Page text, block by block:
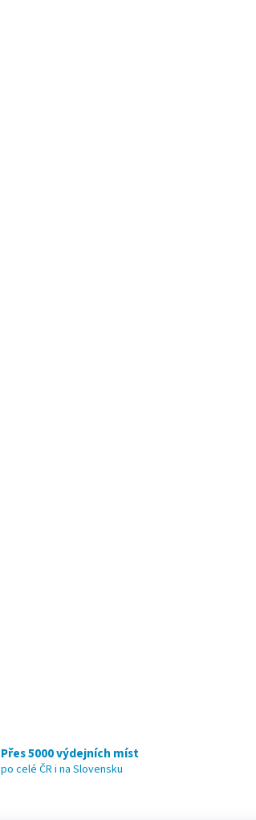
Přes 5000 výdejních míst
po celé ČR i na Slovensku